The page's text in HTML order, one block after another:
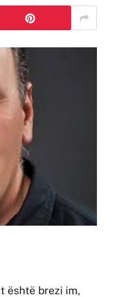
është brezi im,